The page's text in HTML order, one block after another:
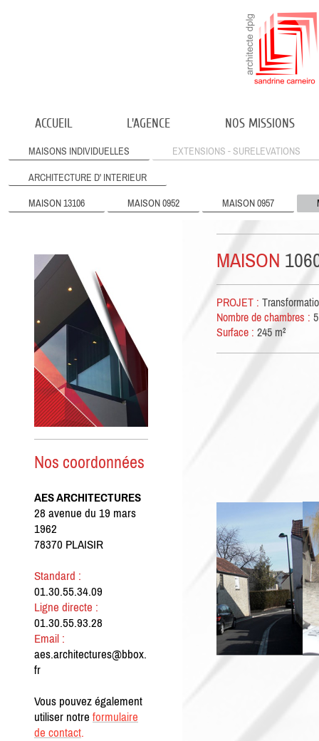
ACCUEIL L'AGENCE NOS MISSIONS
MAISONS INDIVIDUELLES EXTENSIONS - SURELEVATIONS
ARCHITECTURE D' INTERIEUR
MAISON 13106 MAISON 0952 MAISON 0957
MAISON
PROJET :
Nombre de chambres : 5
Surface : 245 m²
Nos coordonnées
AES ARCHITECTURES
28 avenue du 19 mars
1962
78370 PLAISIR
Standard :
01.30.55.34.09
Ligne directe :
01.30.55.93.28
Email :
aes.architectures@bbox.
fr
Vous pouvez également
utiliser notre formulaire
de contact.